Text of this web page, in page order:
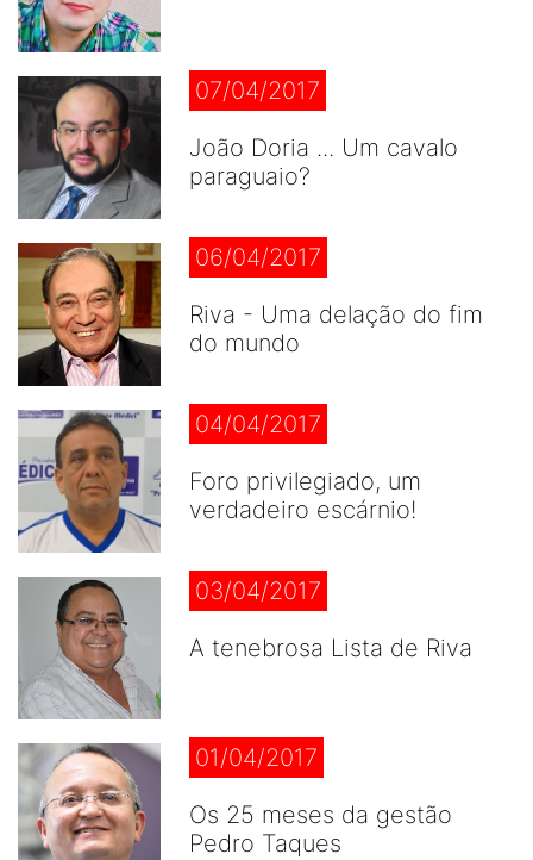
07/04/2017
João Doria ... Um cavalo
paraguaio?
06/04/2017
Riva - Uma delação do fim
do mundo
04/04/2017
Foro privilegiado, um
verdadeiro escárnio!
03/04/2017
A tenebrosa Lista de Riva
01/04/2017
Os 25 meses da gestão
Pedro Taques